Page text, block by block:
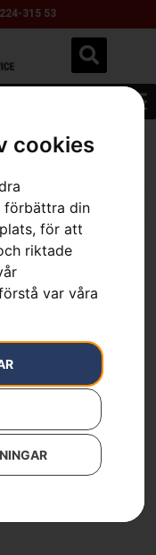
cookies
förbättra din
för att
riktade
var våra
315 53